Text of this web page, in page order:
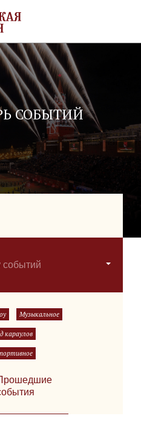
СОБЫТИЙ
событий
Музыкальное
караулов